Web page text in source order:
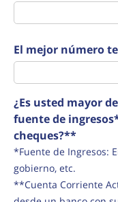
El mejor número
¿Es usted mayor
fuente de
cheques?**
*Fuente de Ingresos: Empleo, pensión, beneficios del
gobierno, etc.
**Cuenta Corriente